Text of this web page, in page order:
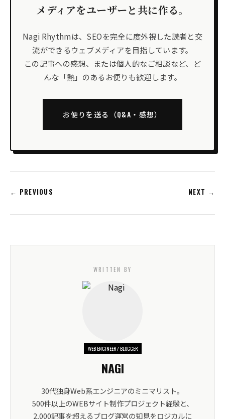
メディアをユーザーと共に作る。
Nagi Rhythmは、SEOを完全に度外視した読者と交
流ができるウェブメディアを目指しています。
この記事への感想、または個人的なご相談など、ど
んな「熱」のあるお便りも歓迎します。
お便りを送る（Q&A・感想）
← PREVIOUS NEXT →
WRITTEN BY
WEB ENGINEER / BLOGGER
NAGI
30代独身Web系エンジニアのミニマリスト。
500件以上のWEBサイト制作プロジェクト経験と、
2,000記事を超えるブログ運営の知見をロジカルに